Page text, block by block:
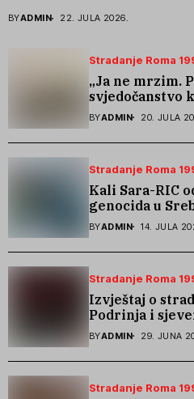
BYADMIN 22. JULA 2026.
Stradanje Roma
„Ja ne mrzim.
svjedočanstvo
zaboraviti
BYADMIN 20. JULA
Stradanje Roma
Kali Sara-RIC
genocida u
stradanje Roma
BYADMIN 14. JULA
Stradanje Roma
Izvještaj o
Podrinja i
godine
BYADMIN 29. JUNA
Stradanje Roma